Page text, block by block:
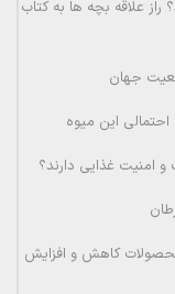
علاقه بچه ها به کتاب
جهان
این میوه
امنیت غذایی دارند؟
محصولات کاهش و افزایش